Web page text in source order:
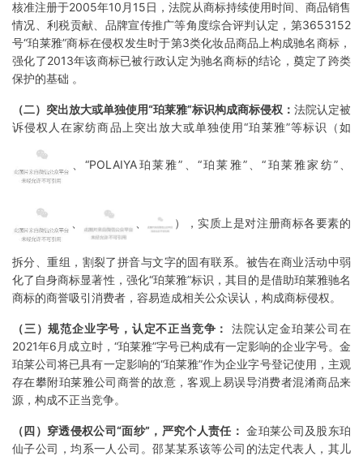
核准注册于2005年10月15日，法院从商标持续使用时间、商品销售
情况、利税贡献、品牌宣传推广等角度综合评判认定，第3653152
号“珀莱雅”商标在侵权发生时于第3类化妆品商品上构成驰名商标，
强化了2013年该商标已被行政认定为驰名商标的结论，奠定了跨类
保护的基础 。
（二）突出放大或单独使用“珀莱雅”标识构成商标侵权： 法院认定被
诉侵权人在家纺商品上突出放大或单独使用“珀莱雅”等标识（如
、“POLAIYA珀莱雅”、“珀莱雅”、“珀莱雅家纺”、
），实质上是对注册商标各要素的
拆分、重组，割裂了拼音与文字的固有联系。被告在商业活动中弱
化了自身商标显著性 ，强化“珀莱雅”标识，其目的是借助珀莱雅驰名
商标的商誉吸引消费者，容易造成相关公众误认，构成商标侵权。
（三）规范企业字号，认定不正当竞争：
法院认定金珀莱公司在
2021年6月成立时，“珀莱雅”字号已构成有一定影响的企业字号。金
珀莱公司将已具有一定影响的“珀莱雅”作为企业字号登记使用，主观
存在攀附珀莱雅公司商誉的故意，客观上易误导消费者混淆商品来
源，构成不正当竞争。
（四）穿透侵权公司“面纱”，严究个人责任： 金珀莱公司及股东珀
仙子公司，均系一人公司。邵某某系该等公司的法定代表人，其儿